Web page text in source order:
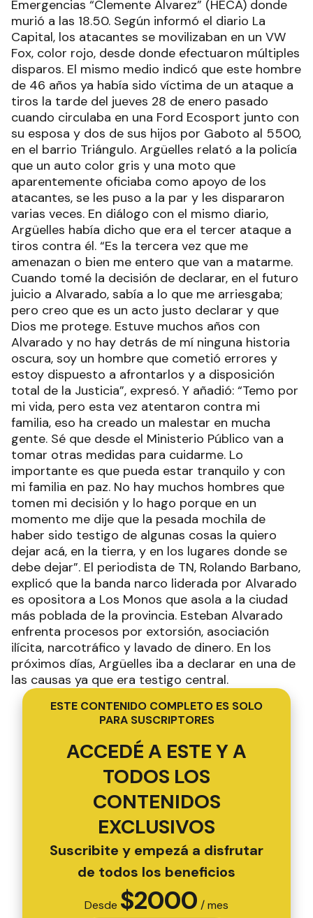
Emergencias “Clemente Alvarez” (HECA) donde
murió a las 18.50. Según informó el diario La
Capital, los atacantes se movilizaban en un VW
Fox, color rojo, desde donde efectuaron múltiples
disparos. El mismo medio indicó que este hombre
de 46 años ya había sido víctima de un ataque a
tiros la tarde del jueves 28 de enero pasado
cuando circulaba en una Ford Ecosport junto con
su esposa y dos de sus hijos por Gaboto al 5500,
en el barrio Triángulo. Argüelles relató a la policía
que un auto color gris y una moto que
aparentemente oficiaba como apoyo de los
atacantes, se les puso a la par y les dispararon
varias veces. En diálogo con el mismo diario,
Argüelles había dicho que era el tercer ataque a
tiros contra él. “Es la tercera vez que me
amenazan o bien me entero que van a matarme.
Cuando tomé la decisión de declarar, en el futuro
juicio a Alvarado, sabía a lo que me arriesgaba;
pero creo que es un acto justo declarar y que
Dios me protege. Estuve muchos años con
Alvarado y no hay detrás de mí ninguna historia
oscura, soy un hombre que cometió errores y
estoy dispuesto a afrontarlos y a disposición
total de la Justicia”, expresó. Y añadió: “Temo por
mi vida, pero esta vez atentaron contra mi
familia, eso ha creado un malestar en mucha
gente. Sé que desde el Ministerio Público van a
tomar otras medidas para cuidarme. Lo
importante es que pueda estar tranquilo y con
mi familia en paz. No hay muchos hombres que
tomen mi decisión y lo hago porque en un
momento me dije que la pesada mochila de
haber sido testigo de algunas cosas la quiero
dejar acá, en la tierra, y en los lugares donde se
debe dejar”. El periodista de TN, Rolando Barbano,
explicó que la banda narco liderada por Alvarado
es opositora a Los Monos que asola a la ciudad
más poblada de la provincia. Esteban Alvarado
enfrenta procesos por extorsión, asociación
ilícita, narcotráfico y lavado de dinero. En los
próximos días, Argüelles iba a declarar en una de
las causas ya que era testigo central.
ESTE CONTENIDO COMPLETO ES SOLO
PARA SUSCRIPTORES
ACCEDÉ A ESTE Y A
TODOS LOS
CONTENIDOS
EXCLUSIVOS
Suscribite y empezá a disfrutar
de todos los beneficios
Desde $2000 / mes